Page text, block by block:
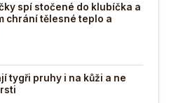
spí stočené do klubíčka a
chrání tělesné teplo a
tygři pruhy i na kůži a ne